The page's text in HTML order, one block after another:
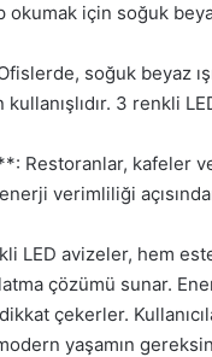
okumak için soğuk
soğuk beyaz
kullanışlıdır. 3 renkli
Restoranlar, kafeler
verimliliği
LED avizeler, hem
çözümü sunar.
çekerler.
yaşamın